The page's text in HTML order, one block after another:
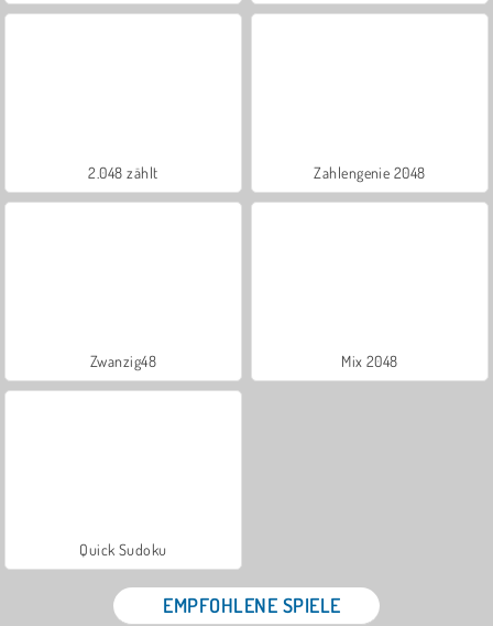
2.048 zählt Zahlengenie 2048
Zwanzig48 Mix 2048
Quick Sudoku
EMPFOHLENE SPIELE